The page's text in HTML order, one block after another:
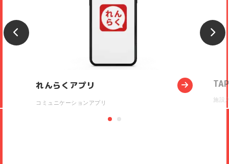
れんらくアプリ
コミュニケーションアプリ 施設